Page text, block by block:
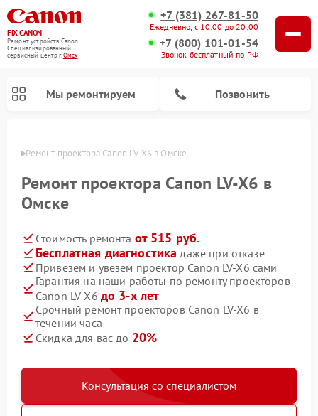
FIX-CANON
Ремонт устройств Canon
Специализированный
cервисный центр г.Омск
+7 (381) 267-81-50
Ежедневно, с 10:00 до 20:00
+7 (800) 101-01-54
Звонок бесплатный по РФ
Мы ремонтируем Позвонить
Ремонт проектора Canon LV-X6 в Омске
Ремонт проектора Canon LV-X6 в
Омске
Стоимость ремонта от 515 руб.
Бесплатная диагностика даже при отказе
Привезем и увезем проектор Canon LV-X6 сами
Гарантия на наши работы по ремонту проекторов
Canon LV-X6 до 3-х лет
Срочный ремонт проекторов Canon LV-X6 в
течении часа
Скидка для вас до 20%
Консультация со специалистом